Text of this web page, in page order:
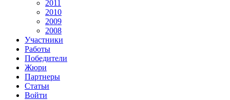
2011
2010
2009
2008
Участники
Работы
Победители
Жюри
Партнеры
Статьи
Войти